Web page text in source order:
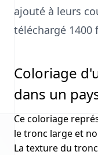
ajouté à leurs
téléchargé 1400
Coloriage
dans un
Ce coloriage
le tronc large et
La texture du